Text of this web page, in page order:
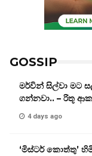
GOSSIP
මර්වින් සිල්වා මට
ගන්නවා.. – රිතූ
4 days ago
‘මිස්ටර් කොත්තු’